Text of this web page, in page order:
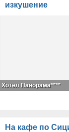
изкушение
Хотел Панорама****
На кафе по